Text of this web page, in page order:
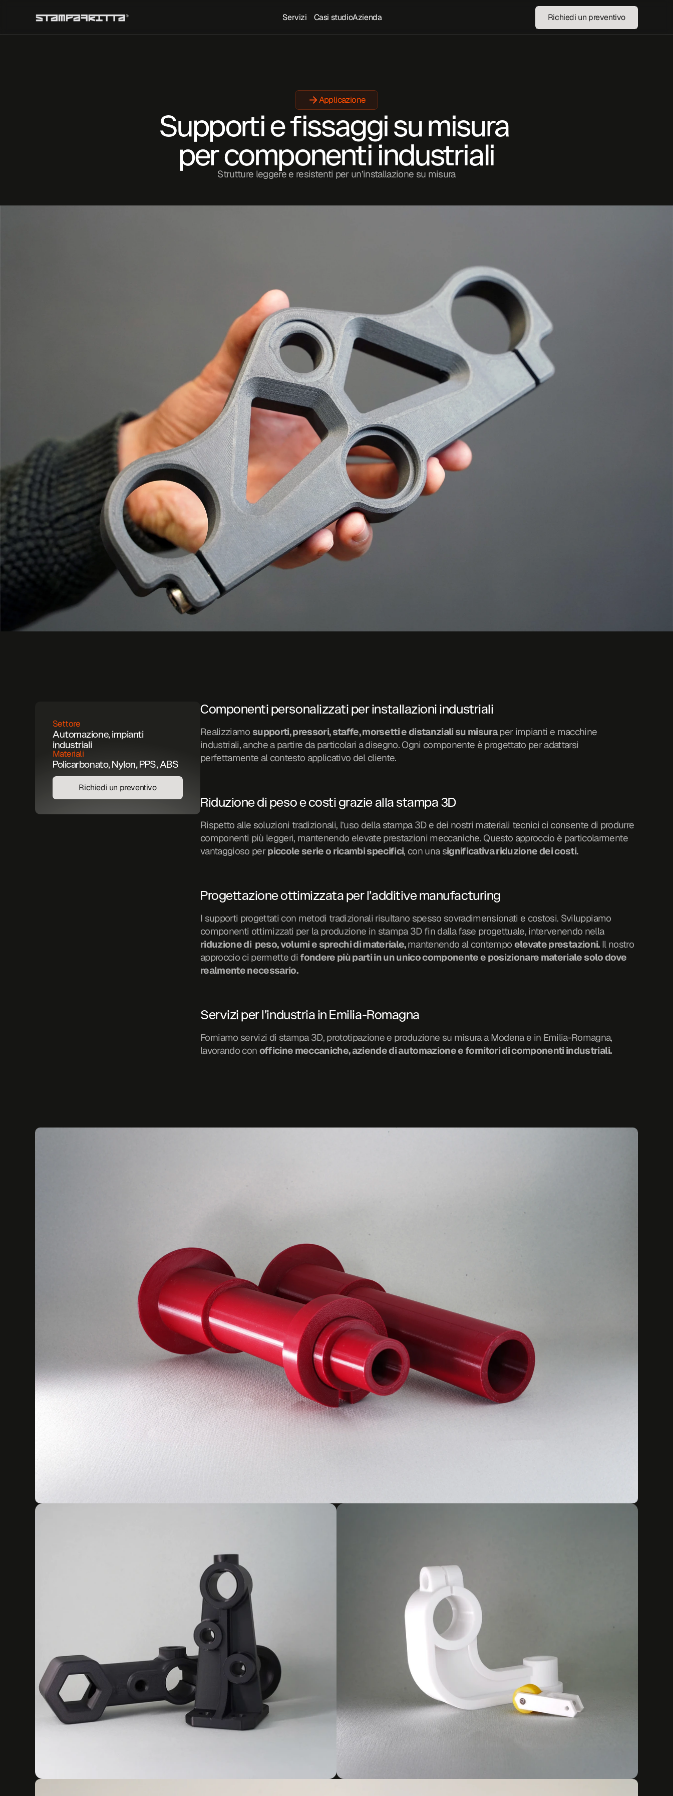
Casi studio
Servizi Azienda Richiedi un preventivo
Richiedi un preventivo
Applicazione
Supporti e fissaggi su misura
per componenti industriali
Strutture leggere e resistenti per un’installazione su misura
Settore
Automazione, impianti
industriali
Materiali
Policarbonato, Nylon, PPS, ABS
Richiedi un preventivo
Richiedi un preventivo
Componenti personalizzati per installazioni industriali
Realizziamo supporti, pressori, staffe, morsetti e distanziali su misura per impianti e macchine
industriali, anche a partire da particolari a disegno. Ogni componente è progettato per adattarsi
perfettamente al contesto applicativo del cliente.
Riduzione di peso e costi grazie alla stampa 3D
Rispetto alle soluzioni tradizionali, l’uso della stampa 3D e dei nostri materiali tecnici ci consente di produrre
componenti più leggeri, mantenendo elevate prestazioni meccaniche. Questo approccio è particolarmente
vantaggioso per piccole serie o ricambi specifici, con una significativa riduzione dei costi.
Progettazione ottimizzata per l’additive manufacturing
I supporti progettati con metodi tradizionali risultano spesso sovradimensionati e costosi. Sviluppiamo
componenti ottimizzati per la produzione in stampa 3D fin dalla fase progettuale, intervenendo nella
riduzione di  peso, volumi e sprechi di materiale, mantenendo al contempo elevate prestazioni. Il nostro
approccio ci permette di fondere più parti in un unico componente e posizionare materiale solo dove
realmente necessario.
Servizi per l’industria in Emilia-Romagna
Forniamo servizi di stampa 3D, prototipazione e produzione su misura a Modena e in Emilia-Romagna,
lavorando con officine meccaniche, aziende di automazione e fornitori di componenti industriali.